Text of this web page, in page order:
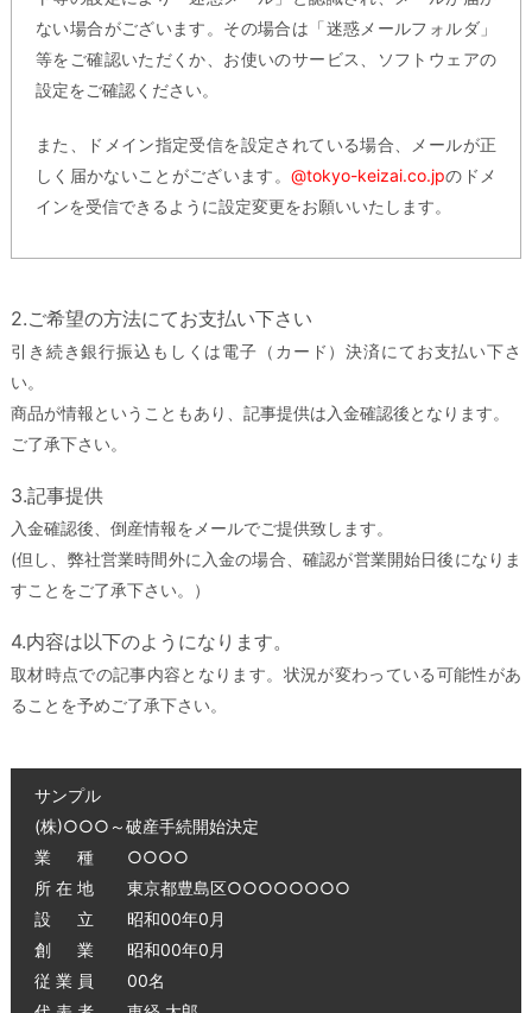
ない場合がございます。その場合は「迷惑メールフォルダ」
等をご確認いただくか、お使いのサービス、ソフトウェアの
設定をご確認ください。
また、ドメイン指定受信を設定されている場合、メールが正
しく届かないことがございます。@tokyo-keizai.co.jpのドメ
インを受信できるように設定変更をお願いいたします。
2.ご希望の方法にてお支払い下さい
引き続き銀行振込もしくは電子（カード）決済にてお支払い下さ
い。
商品が情報ということもあり、記事提供は入金確認後となります。
ご了承下さい。
3.記事提供
入金確認後、倒産情報をメールでご提供致します。
(但し、弊社営業時間外に入金の場合、確認が営業開始日後になりま
すことをご了承下さい。）
4.内容は以下のようになります。
取材時点での記事内容となります。状況が変わっている可能性があ
ることを予めご了承下さい。
サンプル
(株)○○○～破産手続開始決定
業 種 ○○○○
所 在 地 東京都豊島区○○○○○○○○
設 立 昭和00年0月
創 業 昭和00年0月
従 業 員 00名